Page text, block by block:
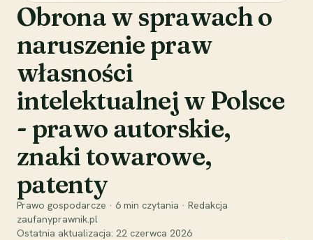
Obrona w sprawach o
naruszenie praw
własności
intelektualnej w Polsce
- prawo autorskie,
znaki towarowe,
patenty
Prawo gospodarcze · 6 min czytania · Redakcja
zaufanyprawnik.pl
Ostatnia aktualizacja: 22 czerwca 2026